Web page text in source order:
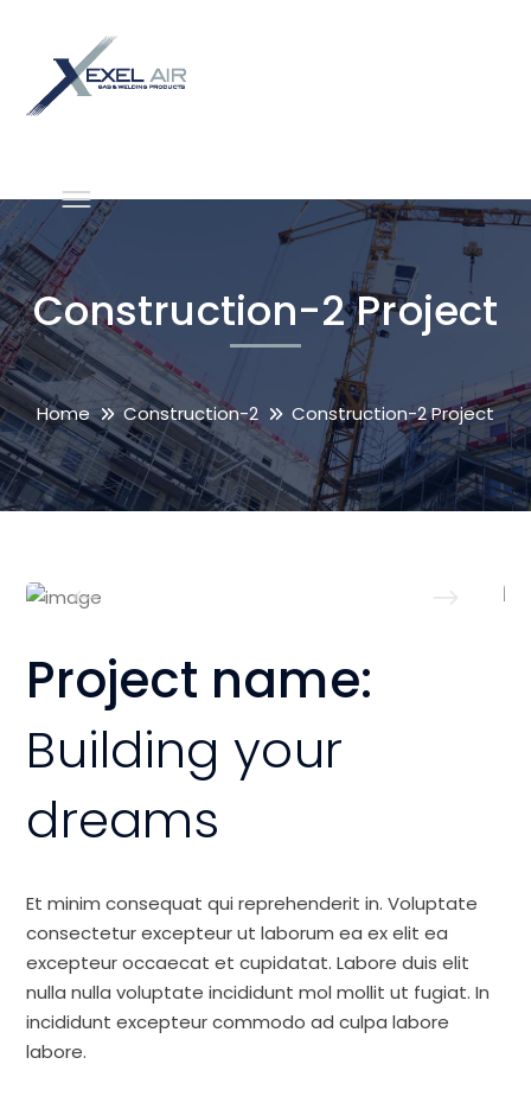
Construction-2 Project
Home Construction-2 Construction-2 Project
Project name:
Building your
dreams
Et minim consequat qui reprehenderit in. Voluptate
consectetur excepteur ut laborum ea ex elit ea
excepteur occaecat et cupidatat. Labore duis elit
nulla nulla voluptate incididunt mol mollit ut fugiat. In
incididunt excepteur commodo ad culpa labore
labore.